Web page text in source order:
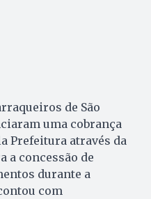
de São
uma cobrança
Prefeitura através da
a concessão de
durante a
com